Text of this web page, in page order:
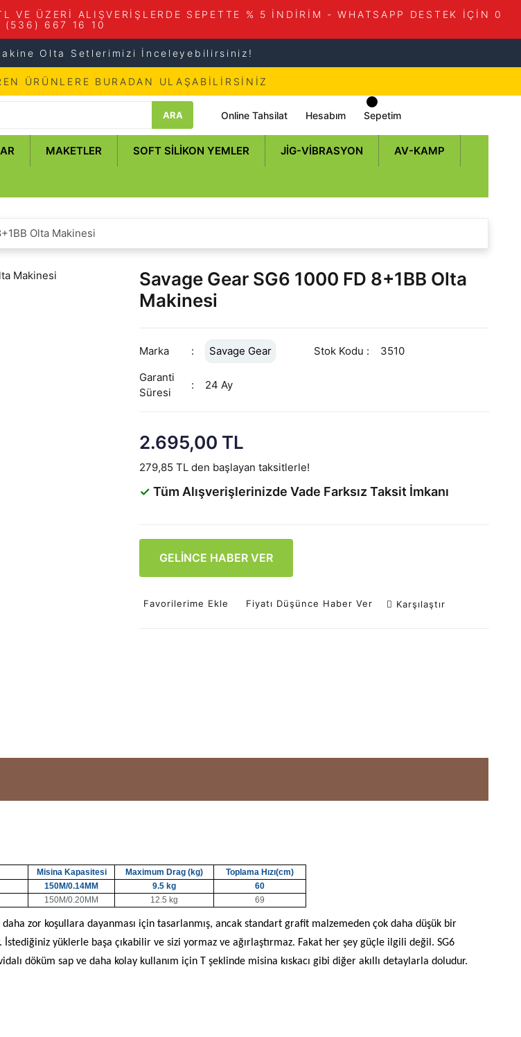
VE ÜZERİ ALIŞVERİŞLERDE SEPETTE % 5 İNDİRİM - WHATSAPP DESTEK İÇİN 0
(536) 667 16 10
Olta Setlerimizi İnceleyebilirsiniz!
ÜRÜNLERE BURADAN ULAŞABİLİRSİNİZ
ARA Online Tahsilat Hesabım Sepetim
MAKETLER SOFT SILIKON YEMLER JIG-VIBRASYON AV-KAMP
Olta Makinesi
Savage Gear SG6 1000 FD 8+1BB Olta
Makinesi
Marka Savage Gear Stok Kodu
3510
Garanti
Süresi
24 Ay
2.695,00 TL
279,85 TL den başlayan taksitlerle!
✓ Tüm Alışverişlerinizde Vade Farksız Taksit İmkanı
GELİNCE HABER VER
Favorilerime Ekle Fiyatı Düşünce Haber Ver Karşılaştır
Misina Kapasitesi Maximum Drag (kg)
Toplama Hızı(cm)
150M/0.14MM 9.5 kg
60
150M/0.20MM 12.5 kg 69
zor koşullara dayanması için tasarlanmış, ancak standart grafit malzemeden çok daha düşük bir
yüklerle başa çıkabilir ve sizi yormaz ve ağırlaştırmaz. Fakat her şey güçle ilgili değil. SG6
döküm sap ve daha kolay kullanım için T şeklinde misina kıskacı gibi diğer akıllı detaylarla doludur.